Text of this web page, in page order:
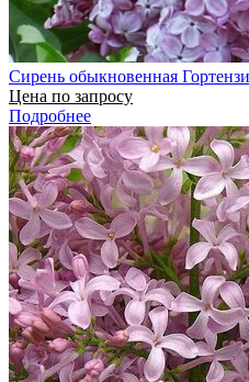
Сирень обыкновенная
Цена по запросу
Подробнее